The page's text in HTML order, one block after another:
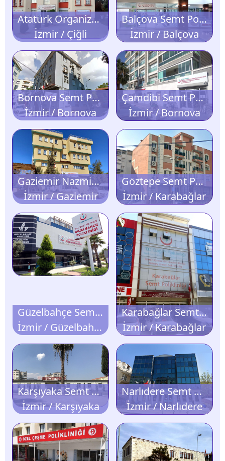
Atatürk Organize Sanayi Bölgesi Semt Polikliniği
İzmir / Çiğli
Balçova Semt Polikliniği
İzmir / Balçova
Bornova Semt Polikliniği
İzmir / Bornova
Çamdibi Semt Polikliniği
İzmir / Bornova
Gaziemir Nazmiye Esen Semt Polikliniği
İzmir / Gaziemir
Göztepe Semt Polikliniği
İzmir / Karabağlar
Güzelbahçe Semt Polikliniği
İzmir / Güzelbahçe
Karabağlar Semt Polikliniği
İzmir / Karabağlar
Karşıyaka Semt Polikliniği
İzmir / Karşıyaka
Narlıdere Semt Polikliniği
İzmir / Narlıdere